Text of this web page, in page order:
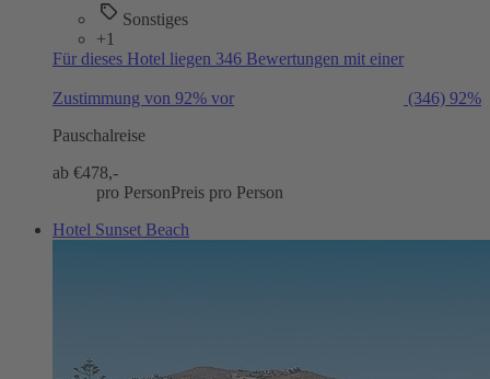
Sonstiges
+1
Für dieses Hotel liegen 346 Bewertungen mit einer
Zustimmung von 92% vor (346) 92%
Pauschalreise
ab €478,-
pro PersonPreis pro Person
Hotel Sunset Beach